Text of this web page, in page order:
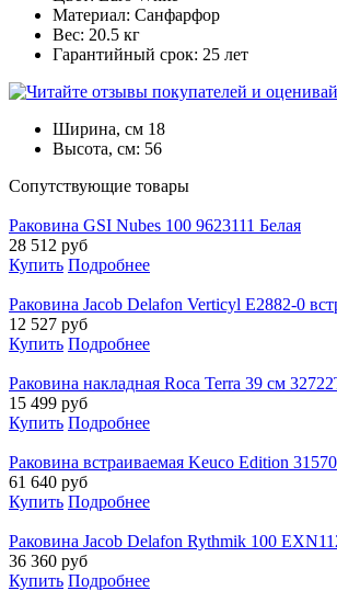
Материал: Санфарфор
Вес: 20.5 кг
Гарантийный срок: 25 лет
Ширина, см 18
Высота, см: 56
Cопутствующие товары
Раковина GSI Nubes 100 9623111 Белая
28 512 руб
Купить Подробнее
Раковина Jacob Delafon Verticyl E2882-0
12 527 руб
Купить Подробнее
Раковина накладная Roca Terra 39 см
15 499 руб
Купить Подробнее
Раковина встраиваемая Keuco Edition
61 640 руб
Купить Подробнее
Раковина Jacob Delafon Rythmik 100
36 360 руб
Купить Подробнее